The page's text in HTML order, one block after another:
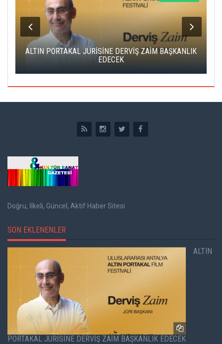
ALTIN PORTAKAL JÜRİSİNE DERVİŞ ZAİM BAŞKANLIK
EDECEK
Doğru, İlkeli, Güncel, Aktif Haber Sitesi
SON EKLENENLER
ALTIN
PORTAKAL JÜRİSİNE DERVİŞ ZAİM BAŞKANLIK EDECEK